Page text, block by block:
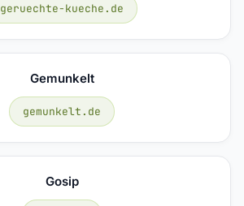
geruechte-kueche.de
Gemunkelt
gemunkelt.de
Gosip